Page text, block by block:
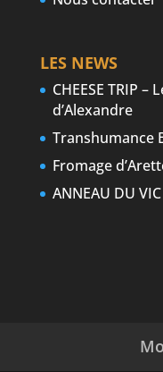
LES NEWS
CHEESE TRIP –
d’Alexandre
Transhumance
Fromage
ANNEAU DU